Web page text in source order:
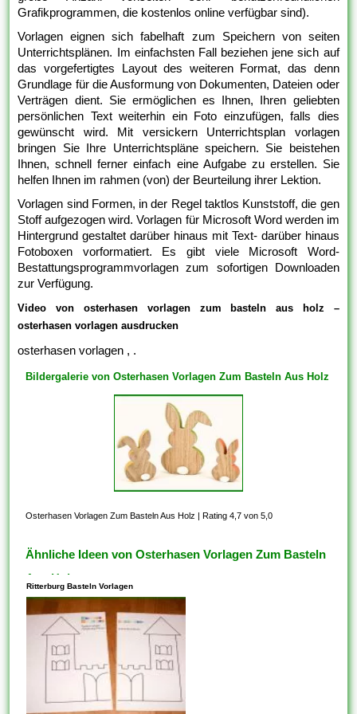
Grafikprogrammen, die kostenlos online verfügbar sind).
Vorlagen eignen sich fabelhaft zum Speichern von seiten
Unterrichtsplänen. Im einfachsten Fall beziehen jene sich auf
das vorgefertigtes Layout des weiteren Format, das denn
Grundlage für die Ausformung von Dokumenten, Dateien oder
Verträgen dient. Sie ermöglichen es Ihnen, Ihren geliebten
persönlichen Text weiterhin ein Foto einzufügen, falls dies
gewünscht wird. Mit versickern Unterrichtsplan vorlagen
bringen Sie Ihre Unterrichtspläne speichern. Sie beistehen
Ihnen, schnell ferner einfach eine Aufgabe zu erstellen. Sie
helfen Ihnen im rahmen (von) der Beurteilung ihrer Lektion.
Vorlagen sind Formen, in der Regel taktlos Kunststoff, die gen
Stoff aufgezogen wird. Vorlagen für Microsoft Word werden im
Hintergrund gestaltet darüber hinaus mit Text- darüber hinaus
Fotoboxen vorformatiert. Es gibt viele Microsoft Word-
Bestattungsprogrammvorlagen zum sofortigen Downloaden
zur Verfügung.
Video von osterhasen vorlagen zum basteln aus holz –
osterhasen vorlagen ausdrucken
osterhasen vorlagen , .
Bildergalerie von Osterhasen Vorlagen Zum Basteln Aus Holz
Osterhasen Vorlagen Zum Basteln Aus Holz |Rating 4,7 von 5,0
Ähnliche Ideen von Osterhasen Vorlagen Zum Basteln
Aus Holz
Ritterburg Basteln Vorlagen